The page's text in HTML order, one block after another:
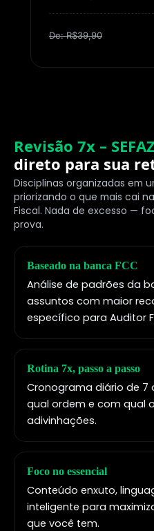
De: R$39,90
Revisão 7x –
direto para sua
Disciplinas organizadas em
priorizando o que mais cai
Fiscal. Nada de excesso —
prova.
Baseado na banca FCC
Análise de padrões da
assuntos com maior
específico para Auditor
Rotina 7x, passo a passo
Cronograma diário de 7
qual ordem e com qual
adivinhações.
Foco no essencial
Conteúdo enxuto,
inteligente para
que você tem.